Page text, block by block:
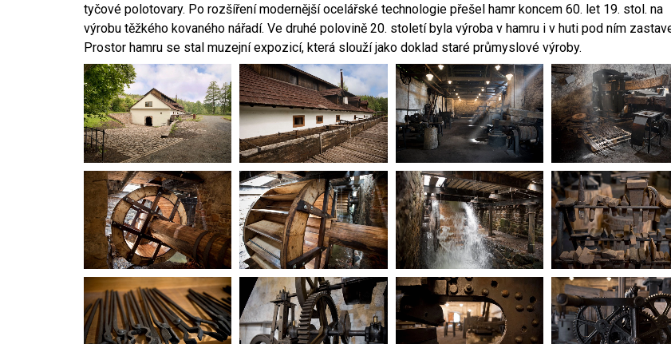
tyčové polotovary. Po rozšíření modernější ocelářské technologie přešel hamr koncem 60. let 19. stol. na
výrobu těžkého kovaného nářadí. Ve druhé polovině 20. století byla výroba v hamru i v huti pod ním
Prostor hamru se stal muzejní expozicí, která slouží jako doklad staré průmyslové výroby.